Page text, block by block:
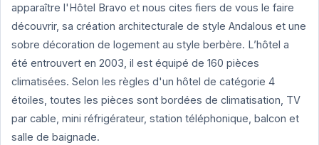
apparaître l'Hôtel Bravo et nous cites fiers de vous le faire
découvrir, sa création architecturale de style Andalous et une
sobre décoration de logement au style berbère. L’hôtel a
été entrouvert en 2003, il est équipé de 160 pièces
climatisées. Selon les règles d'un hôtel de catégorie 4
étoiles, toutes les pièces sont bordées de climatisation, TV
par cable, mini réfrigérateur, station téléphonique, balcon et
salle de baignade.